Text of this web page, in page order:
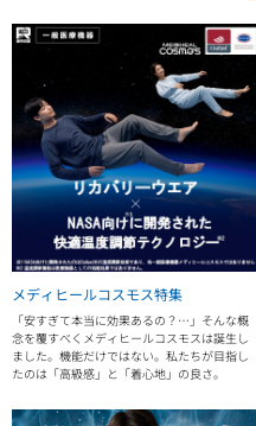
メディヒールコスモス特集
「安すぎて本当に効果あるの？…」そんな概
念を覆すべくメディヒールコスモスは誕生し
ました。機能だけではない。私たちが目指し
たのは「高級感」と「着心地」の良さ。